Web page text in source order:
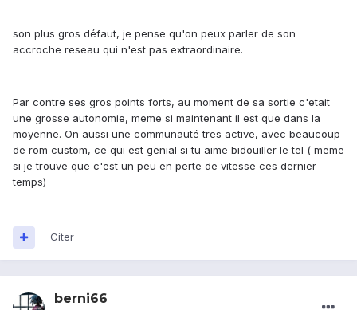
son plus gros défaut, je pense qu'on peux parler de son
accroche reseau qui n'est pas extraordinaire.
Par contre ses gros points forts, au moment de sa sortie c'etait
une grosse autonomie, meme si maintenant il est que dans la
moyenne. On aussi une communauté tres active, avec beaucoup
de rom custom, ce qui est genial si tu aime bidouiller le tel ( meme
si je trouve que c'est un peu en perte de vitesse ces dernier
temps)
Citer
berni66